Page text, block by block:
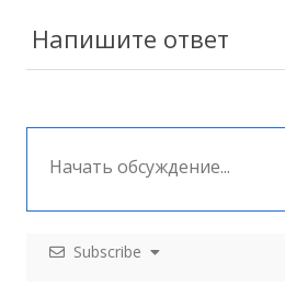
Напишите ответ
Subscribe